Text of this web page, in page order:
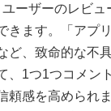
ーザーのレビュ
きます。「アプ
ど、致命的な不
、1つ1つコメン
頼感を高められ